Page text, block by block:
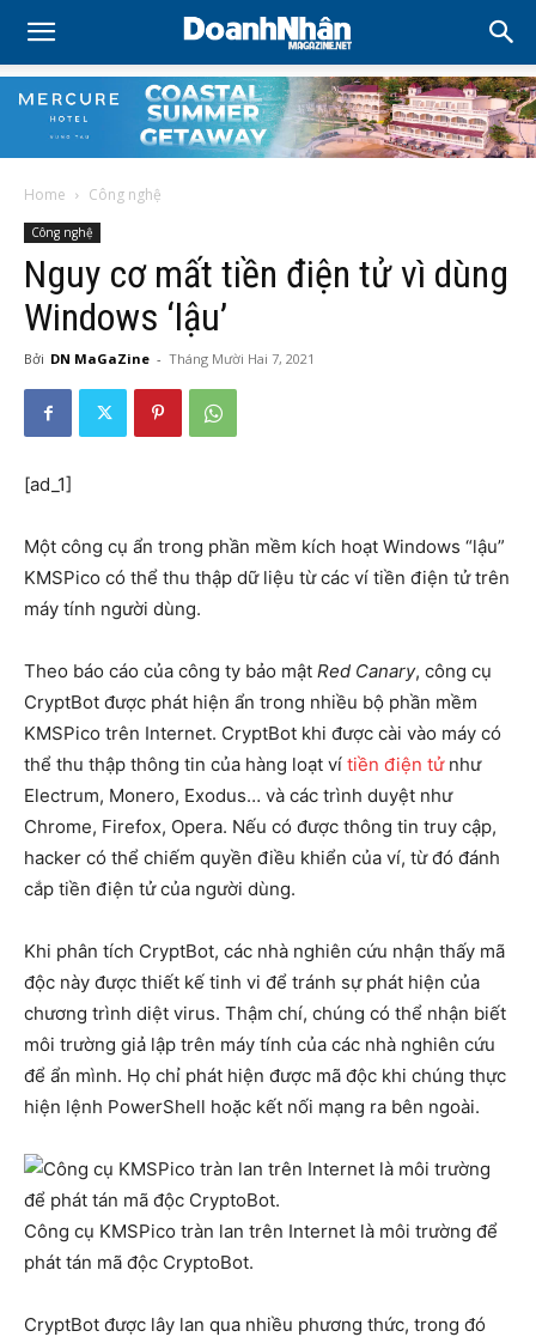
Home Công nghệ
Công nghệ
Nguy cơ mất tiền điện tử vì dùng
Windows ‘lậu’
Bởi DN MaGaZine - Tháng Mười Hai 7, 2021
[ad_1]
Một công cụ ẩn trong phần mềm kích hoạt Windows “lậu”
KMSPico có thể thu thập dữ liệu từ các ví tiền điện tử trên
máy tính người dùng.
Theo báo cáo của công ty bảo mật Red Canary, công cụ
CryptBot được phát hiện ẩn trong nhiều bộ phần mềm
KMSPico trên Internet. CryptBot khi được cài vào máy có
thể thu thập thông tin của hàng loạt ví tiền điện tửnhư
Electrum, Monero, Exodus… và các trình duyệt như
Chrome, Firefox, Opera. Nếu có được thông tin truy cập,
hacker có thể chiếm quyền điều khiển của ví, từ đó đánh
cắp tiền điện tử của người dùng.
Khi phân tích CryptBot, các nhà nghiên cứu nhận thấy mã
độc này được thiết kế tinh vi để tránh sự phát hiện của
chương trình diệt virus. Thậm chí, chúng có thể nhận biết
môi trường giả lập trên máy tính của các nhà nghiên cứu
để ẩn mình. Họ chỉ phát hiện được mã độc khi chúng thực
hiện lệnh PowerShell hoặc kết nối mạng ra bên ngoài.
Công cụ KMSPico tràn lan trên Internet là môi trường để
phát tán mã độc CryptoBot.
CryptBot được lây lan qua nhiều phương thức, trong đó